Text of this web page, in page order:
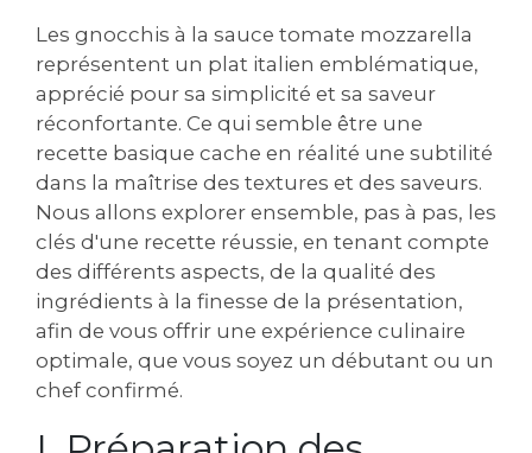
Les gnocchis à la sauce tomate mozzarella
représentent un plat italien emblématique,
apprécié pour sa simplicité et sa saveur
réconfortante. Ce qui semble être une
recette basique cache en réalité une subtilité
dans la maîtrise des textures et des saveurs.
Nous allons explorer ensemble, pas à pas, les
clés d'une recette réussie, en tenant compte
des différents aspects, de la qualité des
ingrédients à la finesse de la présentation,
afin de vous offrir une expérience culinaire
optimale, que vous soyez un débutant ou un
chef confirmé.